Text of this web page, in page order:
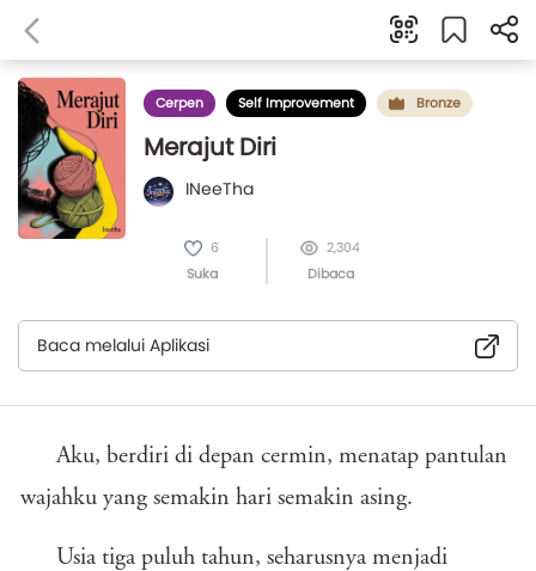
Cerpen Self Improvement Bronze
Merajut Diri
INeeTha
6
Suka
2,304
Dibaca
Baca melalui Aplikasi
Aku, berdiri di depan cermin, menatap pantulan
wajahku yang semakin hari semakin asing.
Usia tiga puluh tahun, seharusnya menjadi